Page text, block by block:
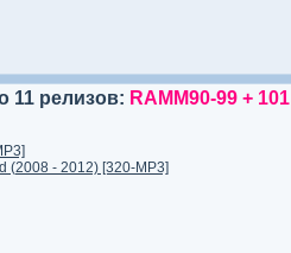
11 релизов: RAMM90-99 + 101
(2008 - 2012) [320-MP3]